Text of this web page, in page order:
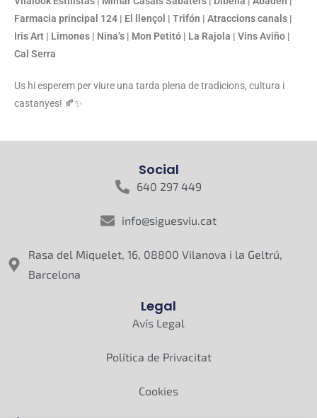
Farmacia principal 124 | El llençol | Trifón | Atraccions canals |
Iris Art | Limones | Nina’s | Mon Petitó | La Rajola | Vins Aviño |
Cal Serra
Us hi esperem per viure una tarda plena de tradicions, cultura i
castanyes! 🍂✨
Social
640 297 449
info@siguesviu.cat
Rasa del Miquelet, 16, 08800 Vilanova i la Geltrú,
Barcelona
Legal
Avís Legal
Política de Privacitat
Cookies